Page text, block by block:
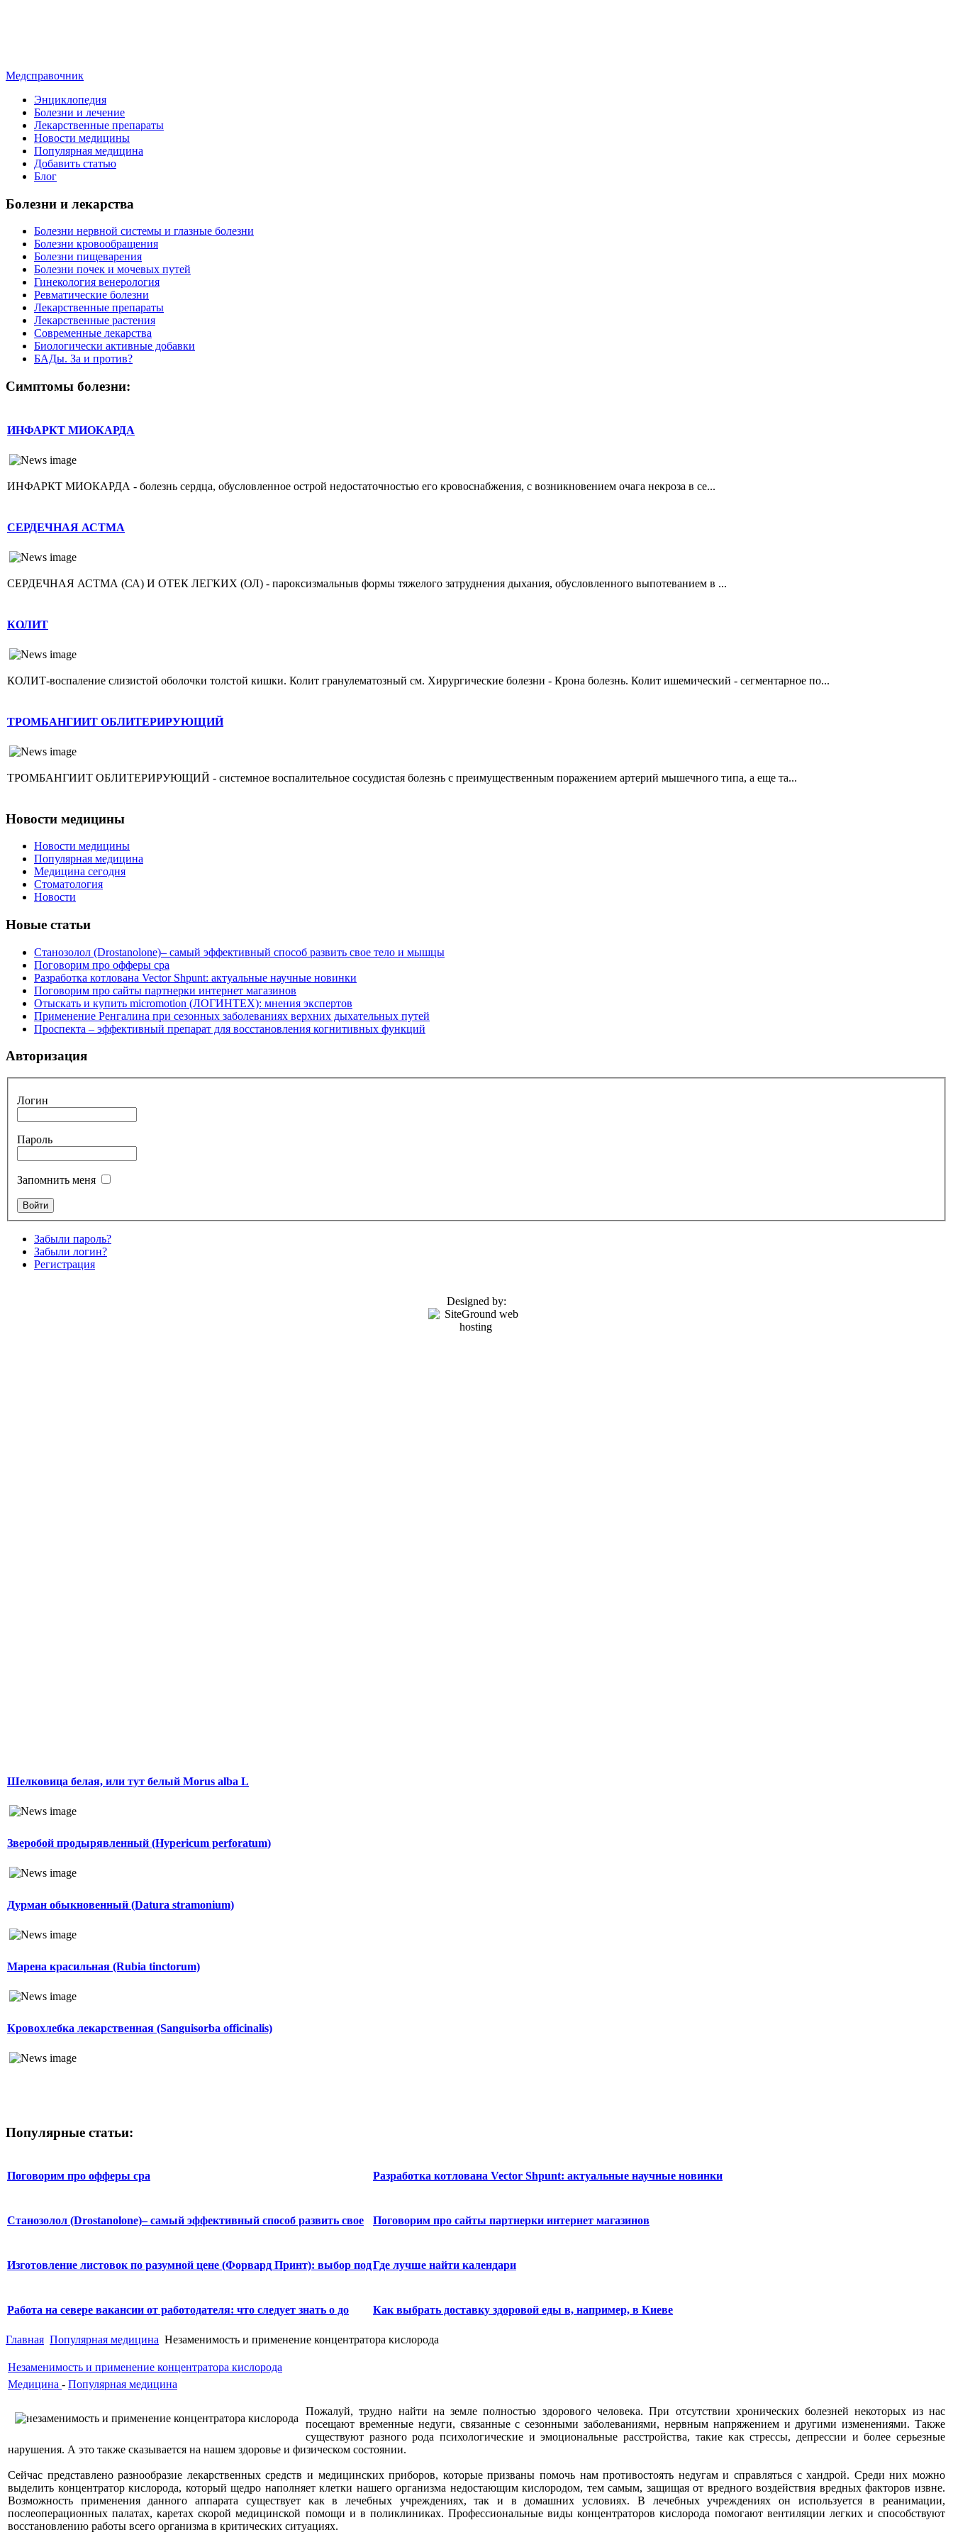
Медсправочник
Энциклопедия
Болезни и лечение
Лекарственные препараты
Новости медицины
Популярная медицина
Добавить статью
Блог
Болезни и лекарства
Болезни нервной системы и глазные болезни
Болезни кровообращения
Болезни пищеварения
Болезни почек и мочевых путей
Гинекология венерология
Ревматические болезни
Лекарственные препараты
Лекарственные растения
Современные лекарства
Биологически активные добавки
БАДы. За и против?
Симптомы болезни:
ИНФАРКТ МИОКАРДА
ИНФАРКТ МИОКАРДА - болезнь сердца, обусловленное острой недостаточностью его кровоснабжения, с возникновением очага некроза в се...
СЕРДЕЧНАЯ АСТМА
СЕРДЕЧНАЯ АСТМА (СА) И ОТЕК ЛЕГКИХ (ОЛ) - пароксизмальныв формы тяжелого затруднения дыхания, обусловленного выпотеванием в ...
КОЛИТ
КОЛИТ-воспаление слизистой оболочки толстой кишки. Колит гранулематозный см. Хирургические болезни - Крона болезнь. Колит ишемический - сегментарное по...
ТРОМБАНГИИТ ОБЛИТЕРИРУЮЩИЙ
ТРОМБАНГИИТ ОБЛИТЕРИРУЮЩИЙ - системное воспалительное сосудистая болезнь с преимущественным поражением артерий мышечного типа, а еще та...
Новости медицины
Новости медицины
Популярная медицина
Медицина сегодня
Стоматология
Новости
Новые статьи
Станозолол (Drostanolone)– самый эффективный способ развить свое тело и мышцы
Поговорим про офферы cpa
Разработка котлована Vector Shpunt: актуальные научные новинки
Поговорим про сайты партнерки интернет магазинов
Отыскать и купить micromotion (ЛОГИНТЕХ): мнения экспертов
Применение Ренгалина при сезонных заболеваниях верхних дыхательных путей
Проспекта – эффективный препарат для восстановления когнитивных функций
Авторизация
Логин
Пароль
Запомнить меня
Забыли пароль?
Забыли логин?
Регистрация
Designed by:
Шелковица белая, или тут белый Morus alba L
Зверобой продырявленный (Hypericum perforatum)
Дурман обыкновенный (Datura stramonium)
Марена красильная (Rubia tinctorum)
Кровохлебка лекарственная (Sanguisorba officinalis)
Популярные статьи:
Поговорим про офферы cpa Разработка котлована Vector Shpunt: актуальные научные новинки
Станозолол (Drostanolone)– самый эффективный способ развить свое Поговорим про сайты партнерки интернет магазинов
Изготовление листовок по разумной цене (Форвард Принт): выбор подГде лучше найти календари
Работа на севере вакансии от работодателя: что следует знать о до Как выбрать доставку здоровой еды в, например, в Киеве
Главная Популярная медицина Незаменимость и применение концентратора кислорода
Незаменимость и применение концентратора кислорода
Медицина - Популярная медицина
Пожалуй, трудно найти на земле полностью здорового человека. При отсутствии хронических болезней некоторых из нас
посещают временные недуги, связанные с сезонными заболеваниями, нервным напряжением и другими изменениями. Также
существуют разного рода психологические и эмоциональные расстройства, такие как стрессы, депрессии и более серьезные
нарушения. А это также сказывается на нашем здоровье и физическом состоянии.
Сейчас представлено разнообразие лекарственных средств и медицинских приборов, которые призваны помочь нам противостоять недугам и справляться с хандрой. Среди них можно
выделить концентратор кислорода, который щедро наполняет клетки нашего организма недостающим кислородом, тем самым, защищая от вредного воздействия вредных факторов извне.
Возможность применения данного аппарата существует как в лечебных учреждениях, так и в домашних условиях. В лечебных учреждениях он используется в реанимации,
послеоперационных палатах, каретах скорой медицинской помощи и в поликлиниках. Профессиональные виды концентраторов кислорода помогают вентиляции легких и способствуют
восстановлению работы всего организма в критических ситуациях.